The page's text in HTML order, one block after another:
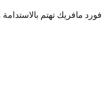
فورد مافريك تهتم